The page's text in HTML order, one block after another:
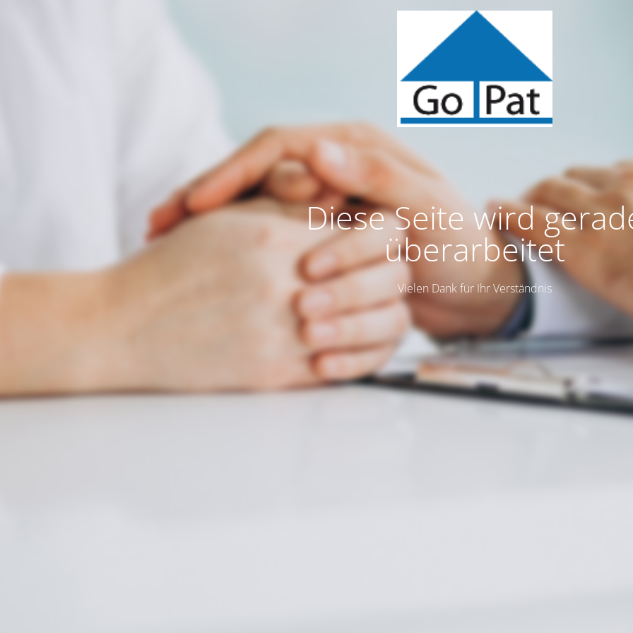
Diese Seite wird
überarbeitet
Vielen Dank für Ihr Verständnis